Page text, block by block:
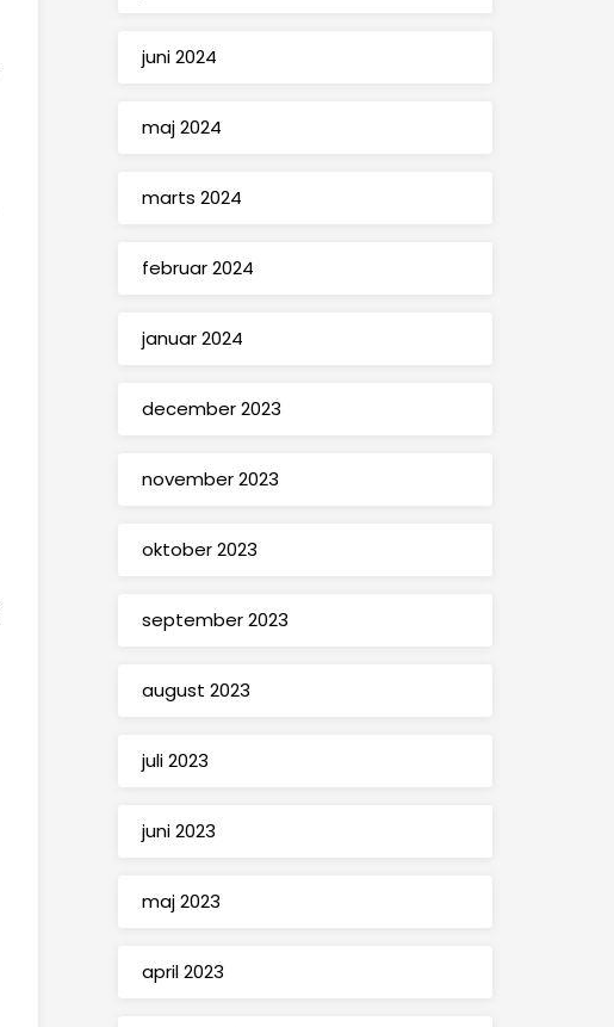
juni 2024
maj 2024
marts 2024
februar 2024
januar 2024
december 2023
november 2023
oktober 2023
september 2023
august 2023
juli 2023
juni 2023
maj 2023
april 2023